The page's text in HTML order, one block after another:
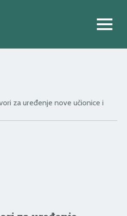
za uređenje nove učionice i